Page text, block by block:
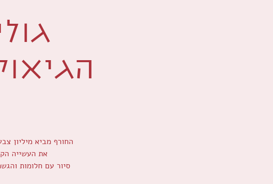
החורף מביא מיליון
סיור עם חלומות